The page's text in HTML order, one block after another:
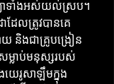
យាទាំងអស់យល់ស្រប។
ែលត្រូវបានគេ
យ និងជាគ្រូបង្រៀន
សម្លាប់មនុស្សរបស់
យេរូសាឡឹមក្នុង